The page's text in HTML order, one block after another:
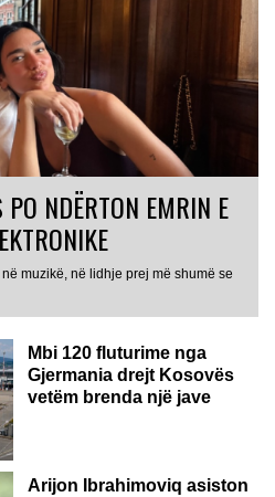
NDËRTON EMRIN E
muzikë, në lidhje prej më shumë se
Mbi 120 fluturime nga
Gjermania drejt Kosovës
vetëm brenda një jave
Arijon Ibrahimoviq asiston